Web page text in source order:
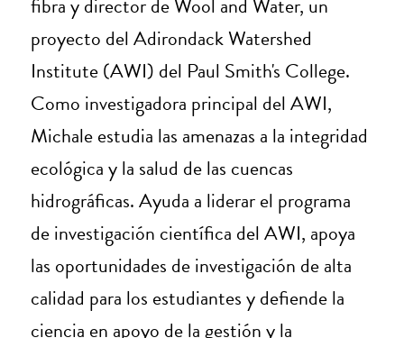
fibra y director de Wool and Water, un
proyecto del Adirondack Watershed
Institute (AWI) del Paul Smith's College.
Como investigadora principal del AWI,
Michale estudia las amenazas a la integridad
ecológica y la salud de las cuencas
hidrográficas. Ayuda a liderar el programa
de investigación científica del AWI, apoya
las oportunidades de investigación de alta
calidad para los estudiantes y defiende la
ciencia en apoyo de la gestión y la